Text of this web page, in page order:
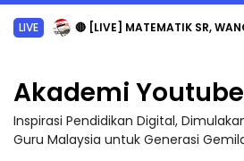
LIVE 🔴 [LIVE] MATEMATIK SR, WANG TAHUN 6 OLEH CIKGU ANITA #ALLINONE
Akademi
Inspirasi Pendidikan Digital,
Guru Malaysia untuk Generasi